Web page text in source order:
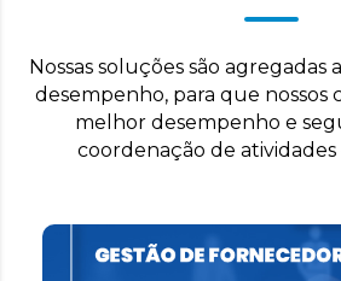
Nossas soluções são agregadas
desempenho, para que nossos
melhor desempenho e
coordenação de atividades